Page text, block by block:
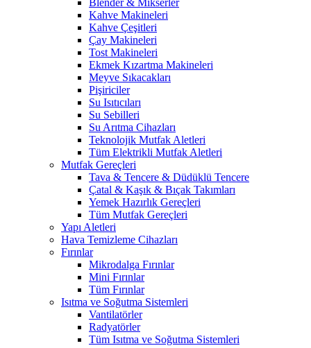
Blender & Mikserler
Kahve Makineleri
Kahve Çeşitleri
Çay Makineleri
Tost Makineleri
Ekmek Kızartma Makineleri
Meyve Sıkacakları
Pişiriciler
Su Isıtıcıları
Su Sebilleri
Su Arıtma Cihazları
Teknolojik Mutfak Aletleri
Tüm Elektrikli Mutfak Aletleri
Mutfak Gereçleri
Tava & Tencere & Düdüklü Tencere
Çatal & Kaşık & Bıçak Takımları
Yemek Hazırlık Gereçleri
Tüm Mutfak Gereçleri
Yapı Aletleri
Hava Temizleme Cihazları
Fırınlar
Mikrodalga Fırınlar
Mini Fırınlar
Tüm Fırınlar
Isıtma ve Soğutma Sistemleri
Vantilatörler
Radyatörler
Tüm Isıtma ve Soğutma Sistemleri